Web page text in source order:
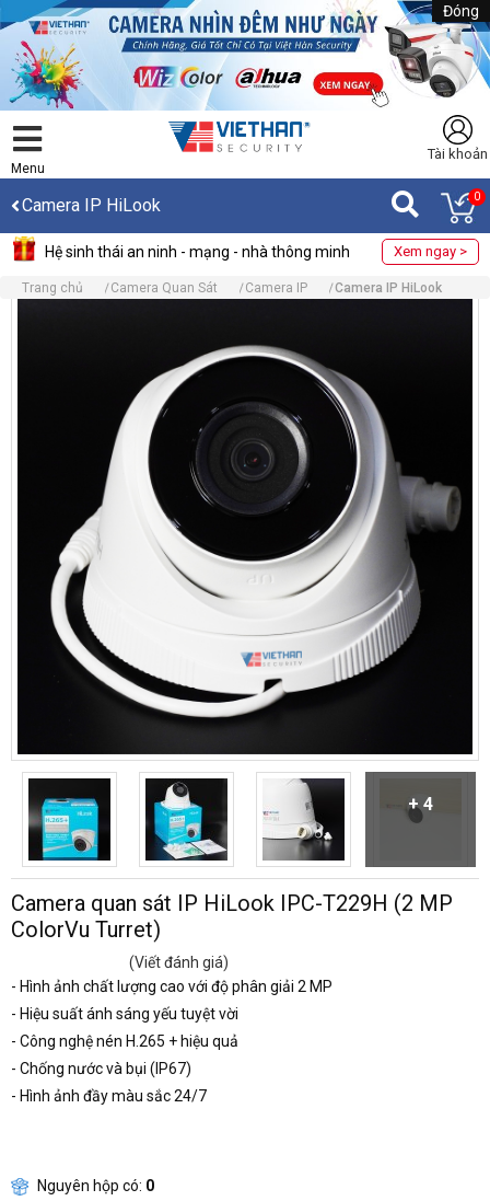
Đóng
Menu
Tài khoản
Camera IP HiLook 0
Hệ sinh thái an ninh - mạng - nhà thông minh Xem ngay >
Trang chủ Camera Quan Sát Camera IP Camera IP HiLook
+ 4
Camera quan sát IP HiLook IPC-T229H (2 MP
ColorVu Turret)
(Viết đánh giá)
- Hình ảnh chất lượng cao với độ phân giải 2 MP
- Hiệu suất ánh sáng yếu tuyệt vời
- Công nghệ nén H.265 + hiệu quả
- Chống nước và bụi (IP67)
- Hình ảnh đầy màu sắc 24/7
Nguyên hộp có: 0